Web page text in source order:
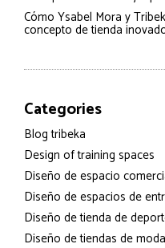
Cómo Ysabel Mora y
concepto de tienda
Categories
Blog tribeka
Design of training spaces
Diseño de espacio
Diseño de espacios de
Diseño de tienda de
Diseño de tiendas de moda